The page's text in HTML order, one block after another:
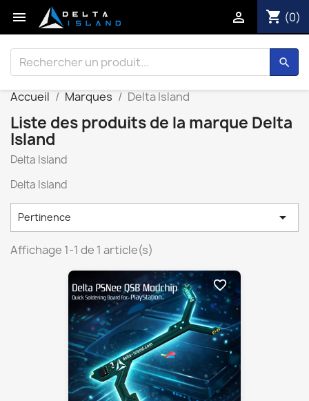
 shopping_cart (0)

search
Accueil Marques Delta Island
Liste des produits de la marque Delta
Island
Delta Island
Delta Island
Pertinence 
Affichage 1-1 de 1 article(s)
favorite_border